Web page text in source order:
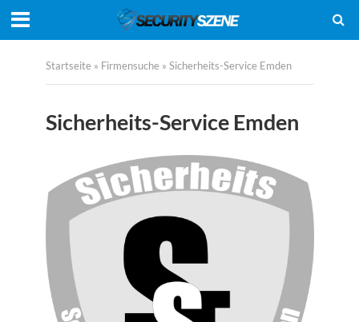
Startseite » Firmensuche » Sicherheits-Service Emden
Sicherheits-Service Emden